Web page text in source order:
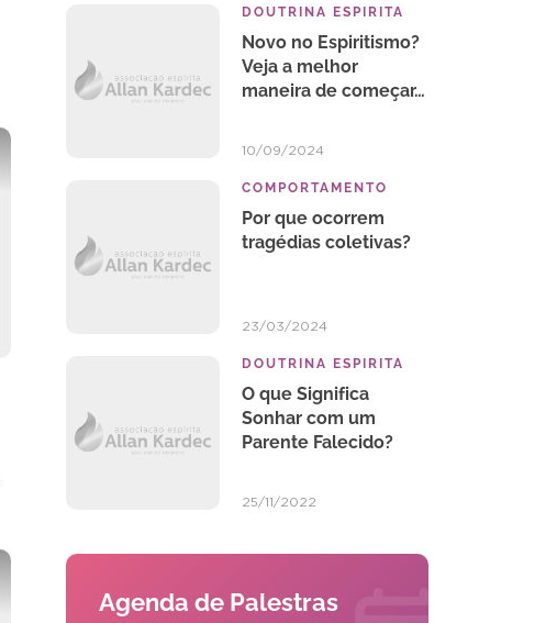
DOUTRINA ESPIRITA
Novo no Espiritismo?
Veja a melhor
maneira de começar…
10/09/2024
COMPORTAMENTO
Por que ocorrem
tragédias coletivas?
23/03/2024
DOUTRINA ESPIRITA
O que Significa
Sonhar com um
Parente Falecido?
25/11/2022
Agenda de Palestras